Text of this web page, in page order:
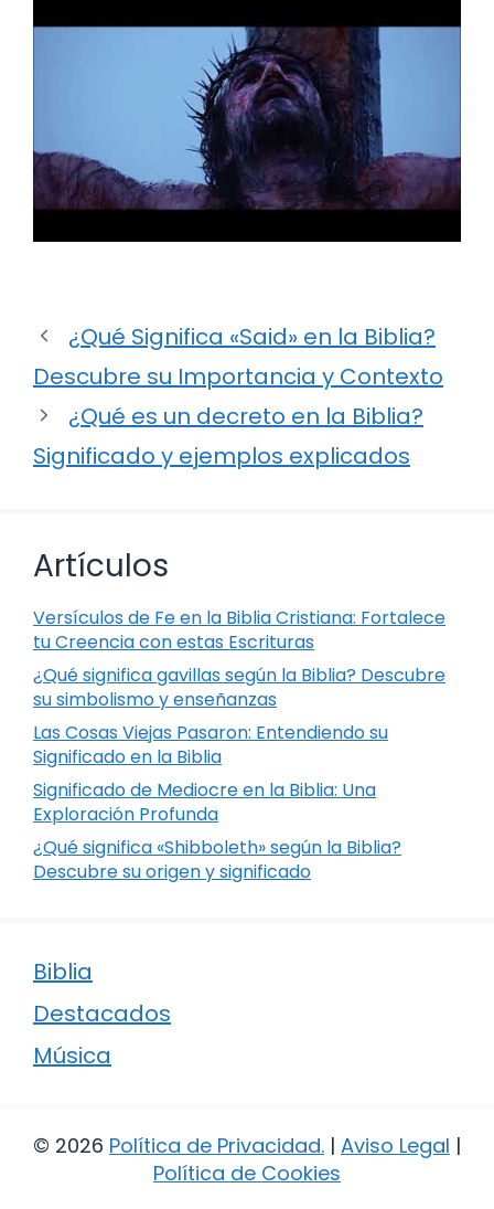
¿Qué Significa «Said» en la Biblia?
Descubre su Importancia y Contexto
¿Qué es un decreto en la Biblia?
Significado y ejemplos explicados
Artículos
Versículos de Fe en la Biblia Cristiana: Fortalece
tu Creencia con estas Escrituras
¿Qué significa gavillas según la Biblia? Descubre
su simbolismo y enseñanzas
Las Cosas Viejas Pasaron: Entendiendo su
Significado en la Biblia
Significado de Mediocre en la Biblia: Una
Exploración Profunda
¿Qué significa «Shibboleth» según la Biblia?
Descubre su origen y significado
Biblia
Destacados
Música
© 2026 Política de Privacidad. | Aviso Legal |
Política de Cookies